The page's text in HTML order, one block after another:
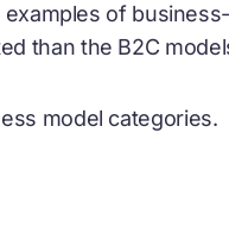
of
than the B2C
model categories.